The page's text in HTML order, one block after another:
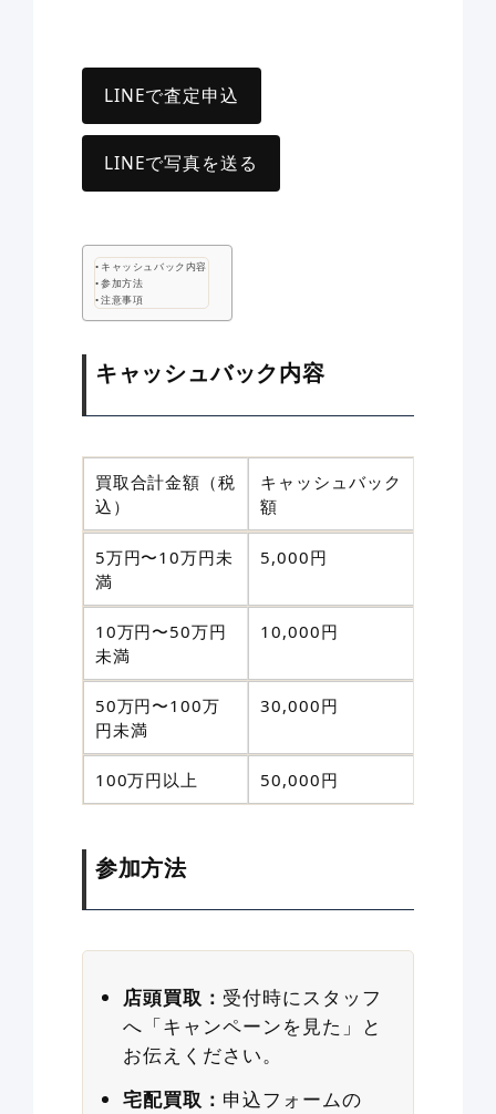
LINEで査定申込
LINEで写真を送る
キャッシュバック内容
参加方法
注意事項
キャッシュバック内容
買取合計金額（税
込）
キャッシュバック
額
5万円〜10万円未
満
5,000円
10万円〜50万円
未満
10,000円
50万円〜100万
円未満
30,000円
100万円以上 50,000円
参加方法
店頭買取： 受付時にスタッフ
へ「キャンペーンを見た」と
お伝えください。
宅配買取： 申込フォームの